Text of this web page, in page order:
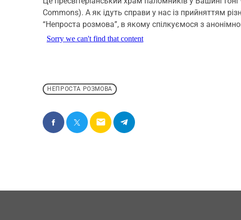
Commons). А як ідуть справи у нас із прийняттям
“Непроста розмова”, в якому спілкуємося з
НЕПРОСТА РОЗМОВА
email